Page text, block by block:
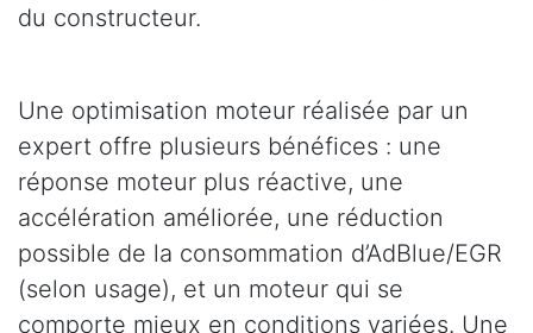
du constructeur.
Une optimisation moteur réalisée par un
expert offre plusieurs bénéfices : une
réponse moteur plus réactive, une
accélération améliorée, une réduction
possible de la consommation d’AdBlue/EGR
(selon usage), et un moteur qui se
comporte mieux en conditions variées. Une